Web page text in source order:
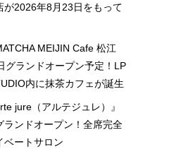
が2026年8月23日をもって
MEIJIN Cafe 松江
グランドオープン予定！LP
内に抹茶カフェが誕生
jure（アルテジュレ）』
ランドオープン！全席完全
ベートサロン